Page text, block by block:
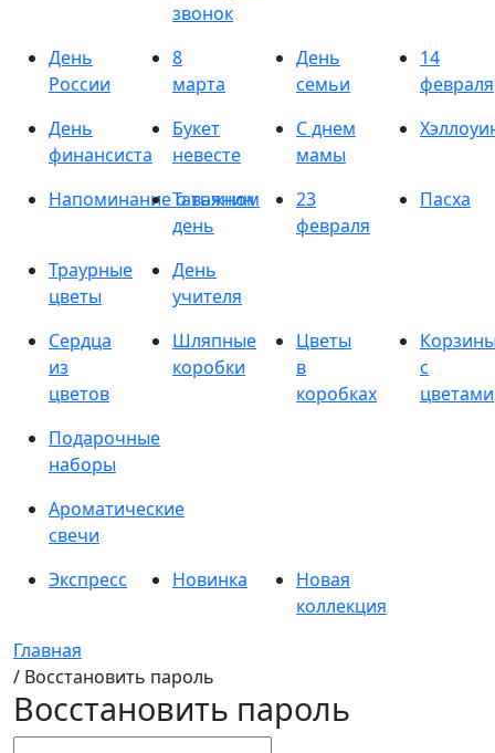
звонок
День
России
8
марта
День
семьи
14
февраля
День
финансиста
Букет
невесте
С днем
мамы
Напоминание о важном
Татьянин
день
23
февраля
Пасха
Траурные
цветы
День
учителя
Сердца
из
цветов
Шляпные
коробки
Цветы
в
коробках
с
цветами
Подарочные
наборы
Ароматические
свечи
Экспресс
Новинка
Новая
коллекция
Главная
/ Восстановить пароль
Восстановить пароль